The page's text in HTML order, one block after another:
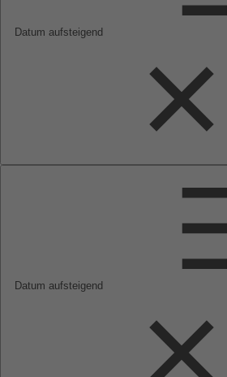
Datum aufsteigend
Datum aufsteigend